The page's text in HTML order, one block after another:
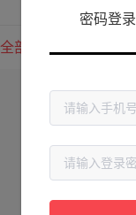
全部方案
密码登录